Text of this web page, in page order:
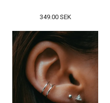
349.00 SEK